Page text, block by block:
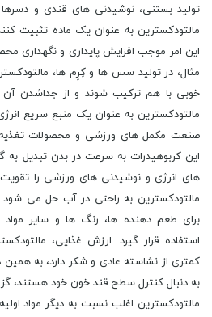
تولید بستنی، نوشیدنی های قندی و دسرها
مالتودکسترین به عنوان یک ماده تثبیت
این امر موجب افزایش پایداری و نگهداری
مثال، در تولید سس ها و کِرِم ها،
خوبی با هم ترکیب شوند و از جداشدن آن
مالتودکسترین به عنوان یک منبع سریع
صنعت مکمل های ورزشی و محصولات تغذیه ای
این کربوهیدرات به سرعت در بدن تبدیل
های انرژی و نوشیدنی های ورزشی را
مالتودکسترین به راحتی در آب حل می
برای طعم دهنده ها، رنگ ها و سایر مواد
استفاده قرار گیرد. ارزش غذایی،
کمتری از نشاسته عادی و شکر دارد، به
به دنبال کنترل سطح قند خون خود هستند،
مالتودکسترین اغلب نسبت به دیگر مواد